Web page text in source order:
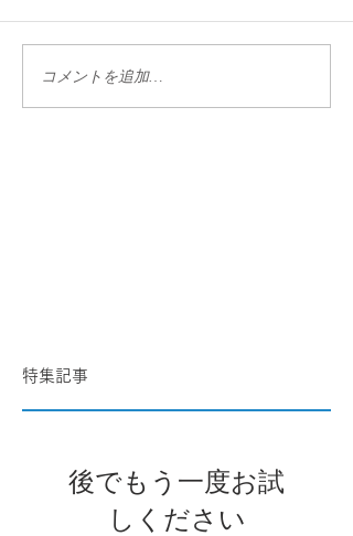
コメントを追加…
特集記事
後でもう一度お試
しください